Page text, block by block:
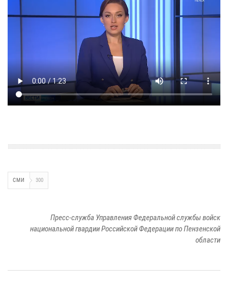
СМИ 300
Пресс-служба Управления Федеральной службы войск
национальной гвардии Российской Федерации по Пензенской
области